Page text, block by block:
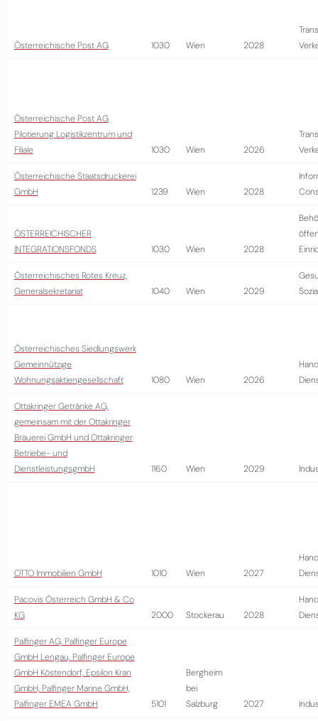
Österreichische Post AG 1030 Wien 2028
Österreichische Post AG
Pilotierung Logistikzentrum und
Filiale
1030 Wien 2026
Österreichische Staatsdruckerei
GmbH
1239 Wien 2028
ÖSTERREICHISCHER
INTEGRATIONSFONDS
1030 Wien 2028
Österreichisches Rotes Kreuz,
Generalsekretariat
1040 Wien 2029
Österreichisches Siedlungswerk
Gemeinnützige
Wohnungsaktiengesellschaft
1080 Wien 2026
Ottakringer Getränke AG,
gemeinsam mit der Ottakringer
Brauerei GmbH und Ottakringer
Betriebe- und
DienstleistungsgmbH
1160 Wien 2029
OTTO Immobilien GmbH 1010 Wien 2027
Pacovis Österreich GmbH & Co
KG
2000 Stockerau 2028
Palfinger AG, Palfinger Europe
GmbH Lengau, Palfinger Europe
GmbH Köstendorf, Epsilon Kran
GmbH, Palfinger Marine GmbH,
Palfinger EMEA GmbH
5101
Bergheim
bei
Salzburg
2027